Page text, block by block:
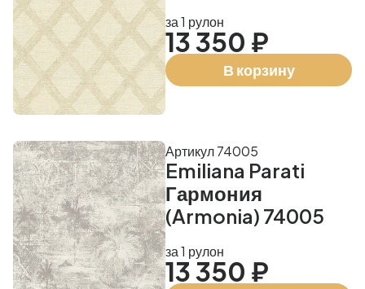
за 1 рулон
13 350 ₽
В корзину
Emiliana Parati
Гармония
(Armonia) 74005
Артикул 74005
за 1 рулон
13 350 ₽